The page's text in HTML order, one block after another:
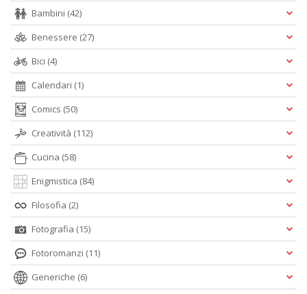
Bambini (42)
Benessere (27)
Bici (4)
Calendari (1)
Comics (50)
Creatività (112)
Cucina (58)
Enigmistica (84)
Filosofia (2)
Fotografia (15)
Fotoromanzi (11)
Generiche (6)